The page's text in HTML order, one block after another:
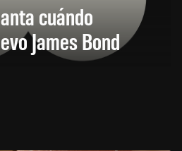
cuándo
James Bond